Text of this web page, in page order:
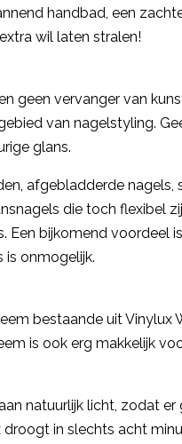
handbad, een
wil laten stralen!
geen vervanger van
van nagelstyling.
glans.
afgebladderde
die toch flexibel
Een bijkomend voordeel
onmogelijk.
bestaande uit Vinylux
is ook erg makkelijk
natuurlijk licht, zodat
in slechts acht